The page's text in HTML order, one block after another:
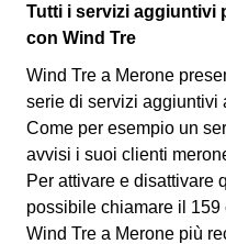
Tutti i servizi aggiuntivi
con Wind Tre
Wind Tre a Merone
serie di servizi aggiuntivi
Come per esempio un
avvisi i suoi clienti
Per attivare e disattivare
possibile chiamare il 159
Wind Tre a Merone più